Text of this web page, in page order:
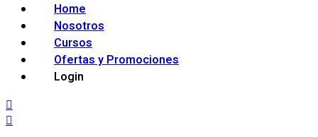
Home
Nosotros
Cursos
Ofertas y Promociones
Login